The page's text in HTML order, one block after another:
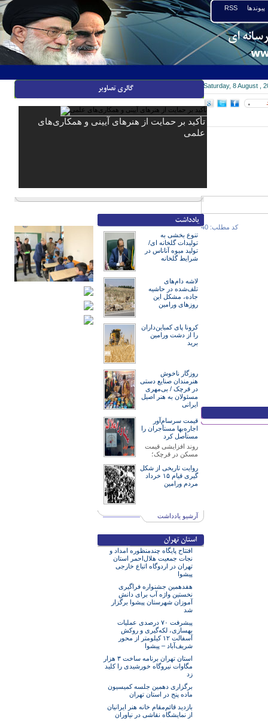
RSS پیوندها
Saturday, 8 August ,
۰
کد مطلب: 40
تأکید بر حمایت از هنرهای آیینی و همکاری‌های
علمی
تنوع بخشی به
تولیدات گلخانه ای/
تولید میوه آناناس در
شرایط گلخانه
لاشه دام‌های
تلف‌شده در حاشیه
جاده، مشکل این
روزهای ورامین
کرونا پای کمباین‌داران
را از دشت ورامین
برید
روزگار ناخوش
هنرمند‌‌‌ان صنایع دستی
در قرچک / ‌بی‌مهری
مسئولان‌ به هنر اصیل
ایرانی
قیمت سرسام‌آور
اجاره‌بها مستأجران را
مستأصل کرد
روند افزایشی قیمت
مسکن در قرچک؛
روایت تاریخی از شکل
گیری قیام ۱۵ خرداد
مردم ورامین
آرشیو یادداشت
افتتاح پایگاه چندمنظوره امداد و
نجات جمعیت هلال‌احمر استان
تهران در اردوگاه اتباع خارجی
پیشوا
هفدهمین جشنواره فراگیری
نخستین واژه آب برای دانش
آموزان شهرستان پیشوا برگزار
شد
پیشرفت ۷۰ درصدی عملیات
بهسازی، لکه‌گیری و روکش
آسفالت ۱۲ کیلومتر از محور
شریف‌آباد – پیشوا
استان تهران برنامه ساخت ۳ هزار
مگاوات نیروگاه خورشیدی را کلید
زد
برگزاری دهمین جلسه کمیسیون
ماده پنج در استان تهران
بازدید قائم‌مقام خانه هنر ایرانیان
از نمایشگاه نقاشی در نیاوران